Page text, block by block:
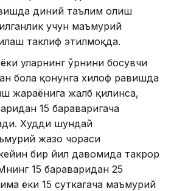
диний таълим олиш
учун маъмурий
таклиф этилмоқда.
уларнинг ўрнини босувчи
бола қонунга хилоф равишда
жараёнига жалб қилинса,
15 бараваригача
Худди шундай
жазо чораси
бир йил давомида такрор
15 бараваридан 25
ёки 15 суткагача маъмурий